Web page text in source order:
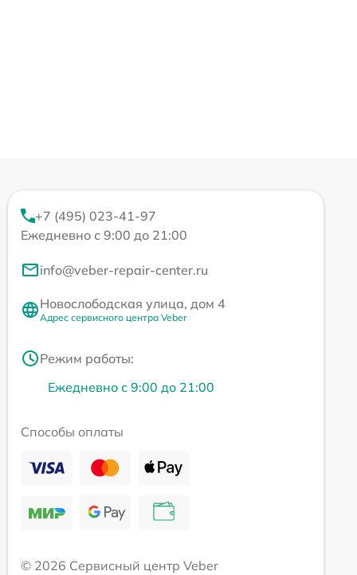
+7 (495) 023-41-97
Ежедневно с 9:00 до 21:00
info@veber-repair-center.ru
Новослободская улица, дом 4
Адрес сервисного центра Veber
Режим работы:
Ежедневно с 9:00 до 21:00
Способы оплаты
© 2026 Сервисный центр Veber